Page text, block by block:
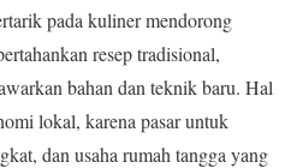
pada kuliner mendorong
resep tradisional,
bahan dan teknik baru. Hal
lokal, karena pasar untuk
dan usaha rumah tangga yang